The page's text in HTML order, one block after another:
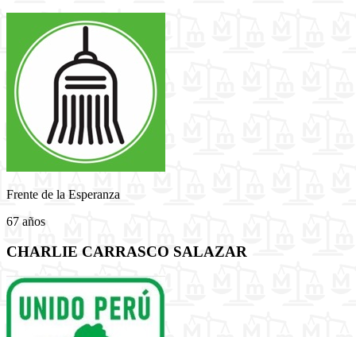
Frente de la Esperanza
67 años
CHARLIE CARRASCO SALAZAR